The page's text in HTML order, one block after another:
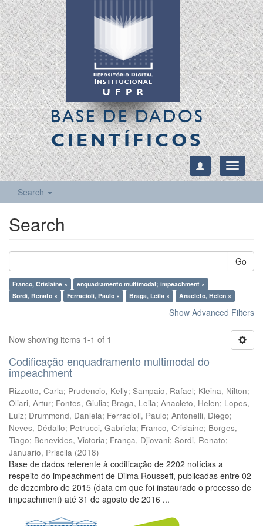
BASE DE DADOS
CIENTÍFICOS
Toggle
Search
Search
Go
Franco, Crislaine ×
enquadramento multimodal; impeachment ×
Sordi, Renato ×
Ferracioli, Paulo × Braga, Leila × Anacleto, Helen ×
Show Advanced Filters
Now showing items 1-1 of 1
Codificação enquadramento multimodal do
impeachment
Rizzotto, Carla; Prudencio, Kelly; Sampaio, Rafael; Kleina, Nilton;
Oliari, Artur; Fontes, Giulia; Braga, Leila; Anacleto, Helen; Lopes,
Luiz; Drummond, Daniela; Ferracioli, Paulo; Antonelli, Diego;
Neves, Dédallo; Petrucci, Gabriela; Franco, Crislaine; Borges,
Tiago; Benevides, Victoria; França, Djiovani; Sordi, Renato;
Januario, Priscila (2018)
Base de dados referente à codificação de 2202 notícias a
respeito do impeachment de Dilma Rousseff, publicadas entre 02
de dezembro de 2015 (data em que foi instaurado o processo de
impeachment) até 31 de agosto de 2016 ...